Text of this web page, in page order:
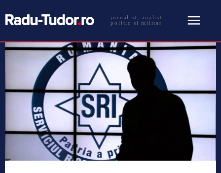
jurnalist, analist
politic si militar